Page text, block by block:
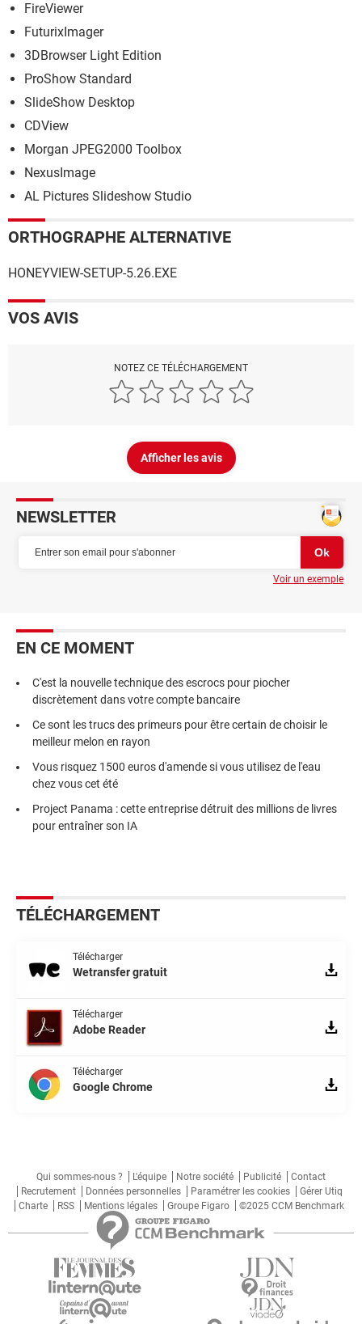
FireViewer
FuturixImager
3DBrowser Light Edition
ProShow Standard
SlideShow Desktop
CDView
Morgan JPEG2000 Toolbox
NexusImage
AL Pictures Slideshow Studio
ORTHOGRAPHE ALTERNATIVE
HONEYVIEW-SETUP-5.26.EXE
VOS AVIS
NOTEZ CE TÉLÉCHARGEMENT
Afficher les avis
NEWSLETTER
Voir un exemple
EN CE MOMENT
C'est la nouvelle technique des escrocs pour piocher
discrètement dans votre compte bancaire
Ce sont les trucs des primeurs pour être certain de choisir le
meilleur melon en rayon
Vous risquez 1500 euros d'amende si vous utilisez de l'eau
chez vous cet été
Project Panama : cette entreprise détruit des millions de livres
pour entraîner son IA
TÉLÉCHARGEMENT
Télécharger
Wetransfer gratuit
Télécharger
Adobe Reader
Télécharger
Google Chrome
Qui sommes-nous ? L'équipe Notre société Publicité
Contact
Recrutement
Données personnelles Paramétrer les cookies
Gérer Utiq
Charte
RSS Mentions légales Groupe Figaro ©2025 CCM Benchmark